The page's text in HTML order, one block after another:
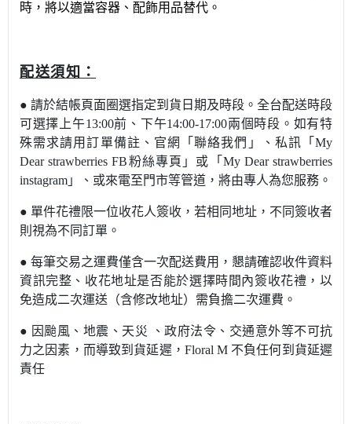
時，將以適當容器、配飾用品替代。
配送須知 ：
● 請於結帳頁面圈選指定到貨日期及時段。全台配送時段
可選擇上午13:00前 、下午14:00-17:00兩個時段。如有特
殊需求請用訂單備註 、官網 「聯絡我們 」 、私訊 「My
Dear strawberries FB粉絲專頁」或「My Dear strawberries
instagram」
、或來電至門市等管道，將由專人為您服務。
● 單件花禮限一位收花人簽收，若相同地址，不同簽收者
則視為不同訂單。
● 每筆交易之運費僅含一次配送費用，懇請確認收件資料
資訊完整 、收花地址是否能於選擇時間內簽收花禮，以
免造成二次運送（含修改地址）需負擔二次運費。
● 因颱風、地震、天災 、政府法令、交通意外等不可抗
力之因素，而導致到貨延遲， Floral M不負任何到貨延遲
責任